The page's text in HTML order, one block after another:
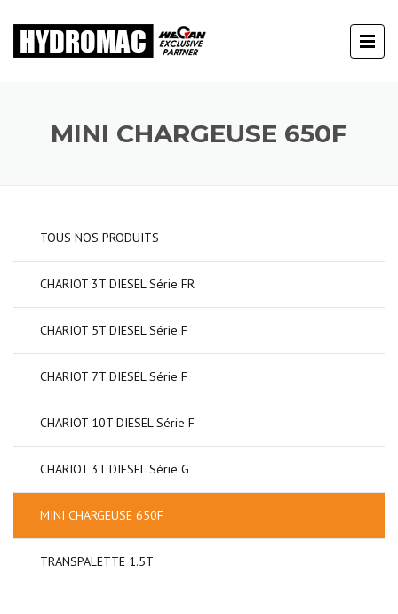
MINI CHARGEUSE 650F
TOUS NOS PRODUITS
CHARIOT 3T DIESEL Série FR
CHARIOT 5T DIESEL Série F
CHARIOT 7T DIESEL Série F
CHARIOT 10T DIESEL Série F
CHARIOT 3T DIESEL Série G
MINI CHARGEUSE 650F
TRANSPALETTE 1.5T